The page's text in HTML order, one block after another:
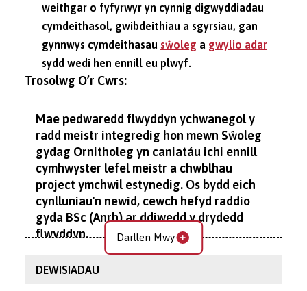
weithgar o fyfyrwyr yn cynnig digwyddiadau
cymdeithasol, gwibdeithiau a sgyrsiau, gan
gynnwys cymdeithasau sŵoleg a gwylio adar
sydd wedi hen ennill eu plwyf.
Trosolwg O’r Cwrs:
Mae pedwaredd flwyddyn ychwanegol y
radd meistr integredig hon mewn Sŵoleg
gydag Ornitholeg yn caniatáu ichi ennill
cymhwyster lefel meistr a chwblhau
project ymchwil estynedig. Os bydd eich
cynlluniau'n newid, cewch hefyd raddio
gyda BSc (Anrh) ar ddiwedd y drydedd
flwyddyn.
Mae tair blynedd gyntaf eich gradd Sŵoleg
Darllen Mwy
DEWISIADAU